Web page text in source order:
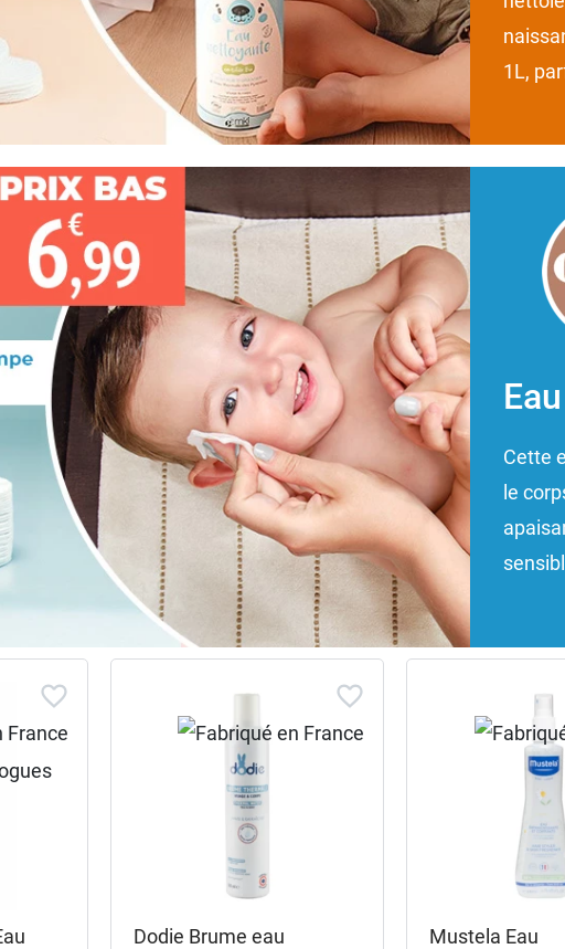
1L,
Cette
le
Dodie Brume eau
Mustela Eau